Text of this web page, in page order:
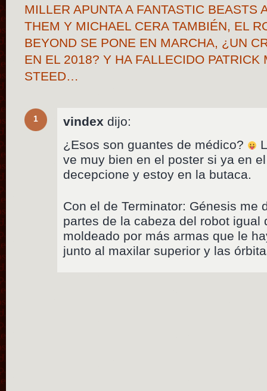
MILLER APUNTA A FANTASTIC BEASTS
THEM Y MICHAEL CERA TAMBIÉN, EL
BEYOND SE PONE EN MARCHA, ¿UN
EN EL 2018? Y HA FALLECIDO PATRICK
STEED…
1 vindex dijo:
¿Esos son guantes de médico?
ve muy bien en el poster si ya en
decepcione y estoy en la butaca.
Con el de Terminator: Génesis me
partes de la cabeza del robot igual
moldeado por más armas que le
junto al maxilar superior y las